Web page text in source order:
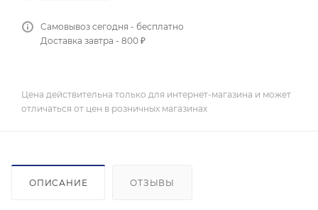
Самовывоз сегодня - бесплатно
Доставка завтра - 800 ₽
Цена действительна только для интернет-магазина и может
отличаться от цен в розничных магазинах
ОПИСАНИЕ ОТЗЫВЫ